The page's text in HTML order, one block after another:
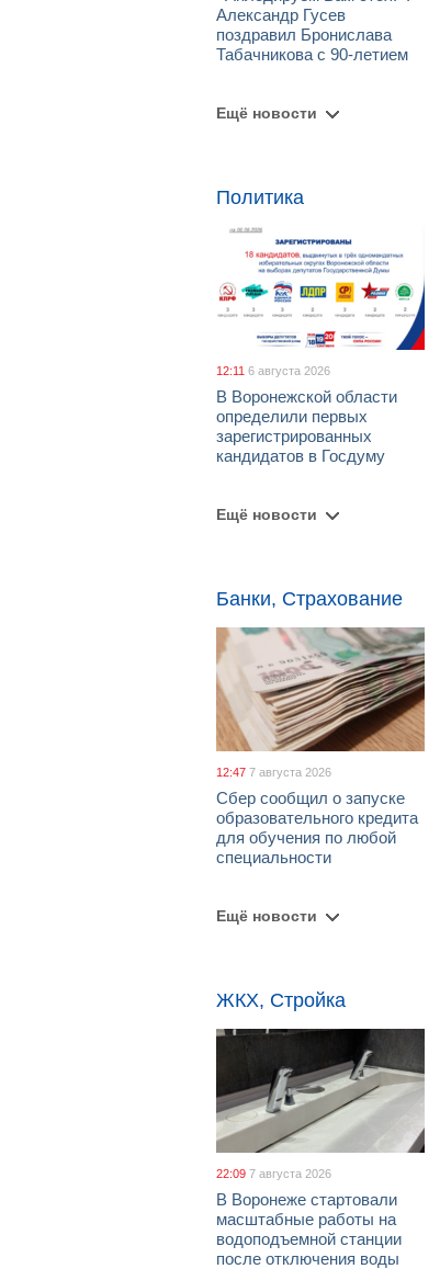
Александр Гусев
поздравил Бронислава
Табачникова с 90-летием
Ещё новости
Политика
12:11 6 августа 2026
В Воронежской области
определили первых
зарегистрированных
кандидатов в Госдуму
Ещё новости
Банки, Страхование
12:47 7 августа 2026
Сбер сообщил о запуске
образовательного кредита
для обучения по любой
специальности
Ещё новости
ЖКХ, Стройка
22:09 7 августа 2026
В Воронеже стартовали
масштабные работы на
водоподъемной станции
после отключения воды